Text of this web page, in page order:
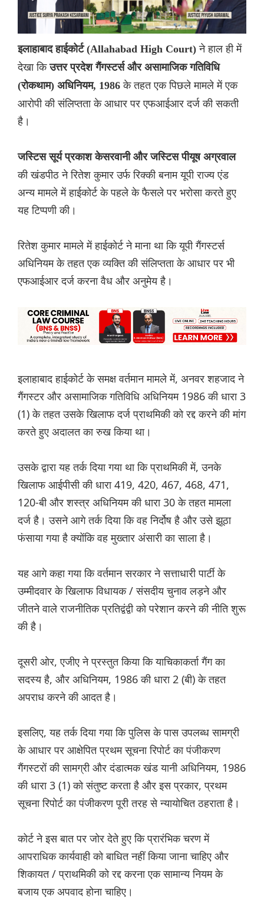
इलाहाबाद हाईकोर्ट (Allahabad High Court)ने हाल ही में
देखा किउत्तर प्रदेश गैंगस्टर्स और असामाजिक गतिविधि
(रोकथाम) अधिनियम, 1986 के तहत एक पिछले मामले में एक
आरोपी की संलिप्तता के आधार पर एफआईआर दर्ज की सकती
है।
जस्टिस सूर्य प्रकाश केसरवानी और जस्टिस पीयूष अग्रवाल
की खंडपीठ ने रितेश कुमार उर्फ रिक्की बनाम यूपी राज्य एंड
अन्य मामले में हाईकोर्ट के पहले के फैसले पर भरोसा करते हुए
यह टिप्पणी की।
रितेश कुमार मामले में हाईकोर्ट ने माना था कि यूपी गैंगस्टर्स
अधिनियम के तहत एक व्यक्ति की संलिप्तता के आधार पर भी
एफआईआर दर्ज करना वैध और अनुमेय है।
इलाहाबाद हाईकोर्ट के समक्ष वर्तमान मामले में, अनवर शहजाद ने
गैंगस्टर और असामाजिक गतिविधि अधिनियम 1986 की धारा 3
(1) के तहत उसके खिलाफ दर्ज प्राथमिकी को रद्द करने की मांग
करते हुए अदालत का रुख किया था।
उसके द्वारा यह तर्क दिया गया था कि प्राथमिकी में, उनके
खिलाफ आईपीसी की धारा 419, 420, 467, 468, 471,
120-बी और शस्त्र अधिनियम की धारा 30 के तहत मामला
दर्ज है। उसने आगे तर्क दिया कि वह निर्दोष है और उसे झूठा
फंसाया गया है क्योंकि वह मुख्तार अंसारी का साला है।
यह आगे कहा गया कि वर्तमान सरकार ने सत्ताधारी पार्टी के
उम्मीदवार के खिलाफ विधायक / संसदीय चुनाव लड़ने और
जीतने वाले राजनीतिक प्रतिद्वंद्वी को परेशान करने की नीति शुरू
की है।
दूसरी ओर, एजीए ने प्रस्तुत किया कि याचिकाकर्ता गैंग का
सदस्य है, और अधिनियम, 1986 की धारा 2 (बी) के तहत
अपराध करने की आदत है।
इसलिए, यह तर्क दिया गया कि पुलिस के पास उपलब्ध सामग्री
के आधार पर आक्षेपित प्रथम सूचना रिपोर्ट का पंजीकरण
गैंगस्टरों की सामग्री और दंडात्मक खंड यानी अधिनियम, 1986
की धारा 3 (1) को संतुष्ट करता है और इस प्रकार, प्रथम
सूचना रिपोर्ट का पंजीकरण पूरी तरह से न्यायोचित ठहराता है।
कोर्ट ने इस बात पर जोर देते हुए कि प्रारंभिक चरण में
आपराधिक कार्यवाही को बाधित नहीं किया जाना चाहिए और
शिकायत / प्राथमिकी को रद्द करना एक सामान्य नियम के
बजाय एक अपवाद होना चाहिए।